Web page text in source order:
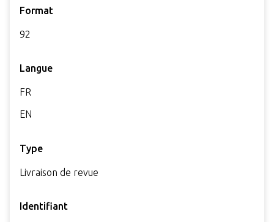
Format
92
Langue
FR
EN
Type
Livraison de revue
Identifiant